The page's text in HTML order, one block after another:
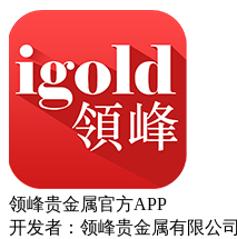
领峰贵金属官方APP
开发者：领峰贵金属有限公司